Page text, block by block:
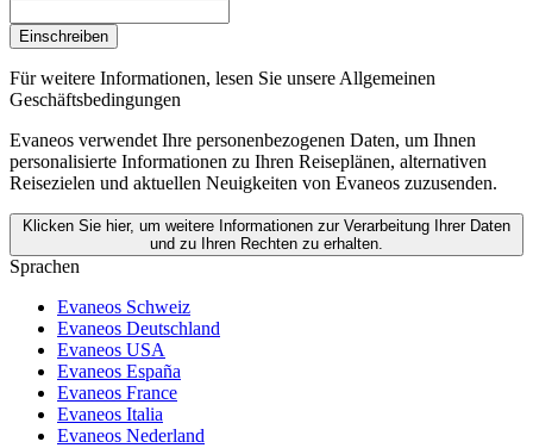
Einschreiben
Für weitere Informationen, lesen Sie unsere Allgemeinen
Geschäftsbedingungen
Evaneos verwendet Ihre personenbezogenen Daten, um Ihnen
personalisierte Informationen zu Ihren Reiseplänen, alternativen
Reisezielen und aktuellen Neuigkeiten von Evaneos zuzusenden.
Klicken Sie hier, um weitere Informationen zur Verarbeitung Ihrer Daten
und zu Ihren Rechten zu erhalten.
Sprachen
Evaneos Schweiz
Evaneos Deutschland
Evaneos USA
Evaneos España
Evaneos France
Evaneos Italia
Evaneos Nederland